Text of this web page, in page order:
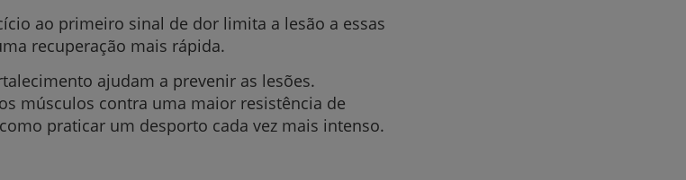
acompanhantes
Center
ao primeiro sinal de dor limita a lesão a essas
recuperação mais rápida.
ajudam a prevenir as lesões.
músculos contra uma maior resistência de
praticar um desporto cada vez mais intenso.